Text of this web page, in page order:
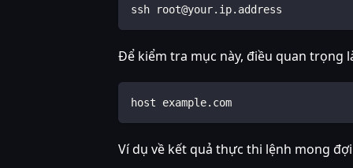
ssh root@your.ip.address
Để kiểm tra mục này, điều quan
host example.com
Ví dụ về kết quả thực thi lệnh mong